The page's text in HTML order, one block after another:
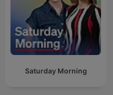
Saturday Morning